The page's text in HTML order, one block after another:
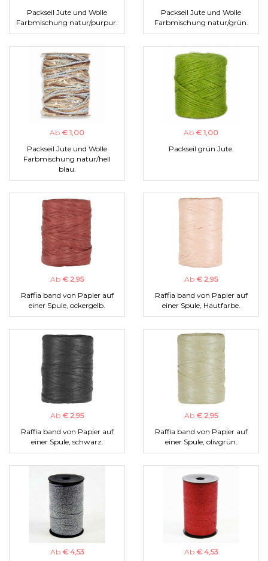
Packseil Jute und Wolle
Farbmischung natur/purpur.
Packseil Jute und Wolle
Farbmischung natur/grün.
Ab € 1,00
Packseil Jute und Wolle
Farbmischung natur/hell
blau.
Ab € 1,00
Packseil grün Jute.
Ab € 2,95
Raffia band von Papier auf
einer Spule, ockergelb.
Ab € 2,95
Raffia band von Papier auf
einer Spule, Hautfarbe.
Ab € 2,95
Raffia band von Papier auf
einer Spule, schwarz.
Ab € 2,95
Raffia band von Papier auf
einer Spule, olivgrün.
Ab € 4,53
Ab € 4,53